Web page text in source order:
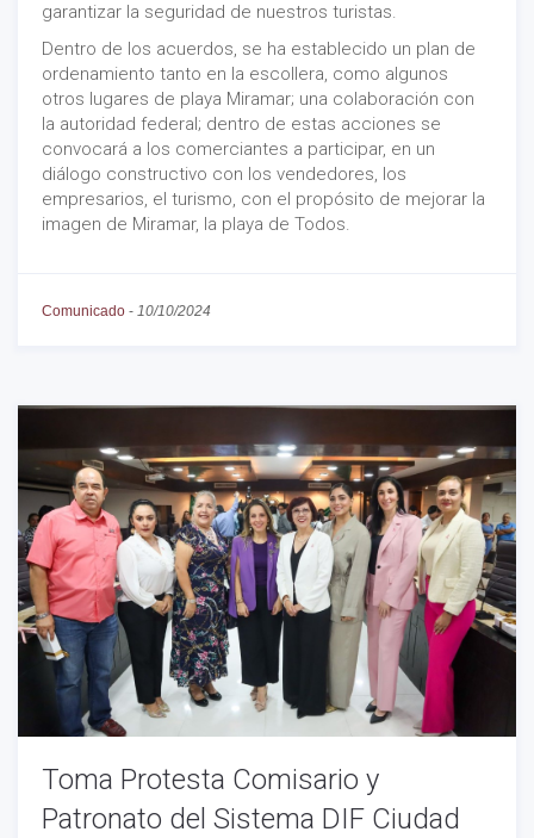
garantizar la seguridad de nuestros turistas.
Dentro de los acuerdos, se ha establecido un plan de
ordenamiento tanto en la escollera, como algunos
otros lugares de playa Miramar; una colaboración con
la autoridad federal; dentro de estas acciones se
convocará a los comerciantes a participar, en un
diálogo constructivo con los vendedores, los
empresarios, el turismo, con el propósito de mejorar la
imagen de Miramar, la playa de Todos.
Comunicado - 10/10/2024
Toma Protesta Comisario y
Patronato del Sistema DIF Ciudad